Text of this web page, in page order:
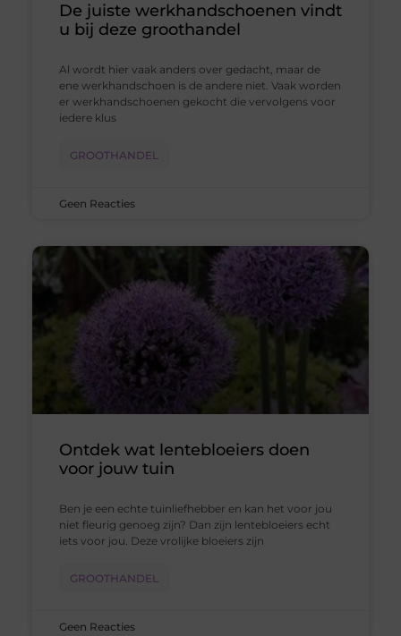
De juiste werkhandschoenen vindt
u bij deze groothandel
Al wordt hier vaak anders over gedacht, maar de
ene werkhandschoen is de andere niet. Vaak worden
er werkhandschoenen gekocht die vervolgens voor
iedere klus
GROOTHANDEL
Geen Reacties
Ontdek wat lentebloeiers doen
voor jouw tuin
Ben je een echte tuinliefhebber en kan het voor jou
niet fleurig genoeg zijn? Dan zijn lentebloeiers echt
iets voor jou. Deze vrolijke bloeiers zijn
GROOTHANDEL
Geen Reacties